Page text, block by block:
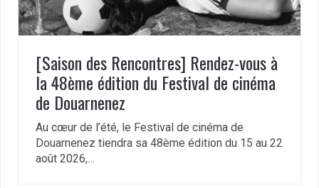
[Saison des Rencontres] Rendez-vous à
la 48ème édition du Festival de cinéma
de Douarnenez
Au cœur de l’été, le Festival de cinéma de
Douarnenez tiendra sa 48ème édition du 15 au 22
août 2026,…